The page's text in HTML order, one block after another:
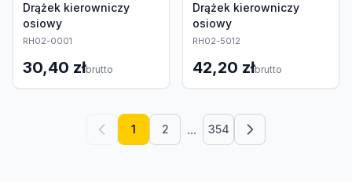
Drążek kierowniczy
osiowy
RH02-0001
30,40 złbrutto
Drążek kierowniczy
osiowy
RH02-5012
42,20 złbrutto
1 2 ... 354